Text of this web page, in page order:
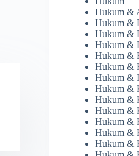
Hukum &
Hukum &
Hukum &
Hukum &
Hukum &
Hukum &
Hukum &
Hukum &
Hukum &
Hukum &
Hukum &
Hukum &
Hukum &